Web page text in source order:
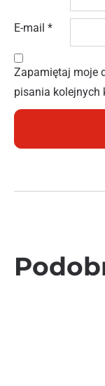
E-mail *
Zapamiętaj moje
pisania kolejnych